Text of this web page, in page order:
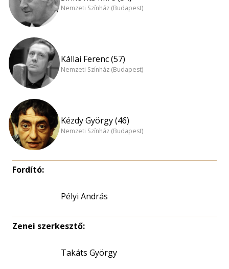
Nemzeti Színház (Budapest)
Kállai Ferenc (57)
Nemzeti Színház (Budapest)
Kézdy György (46)
Nemzeti Színház (Budapest)
Fordító:
Pélyi András
Zenei szerkesztő:
Takáts György